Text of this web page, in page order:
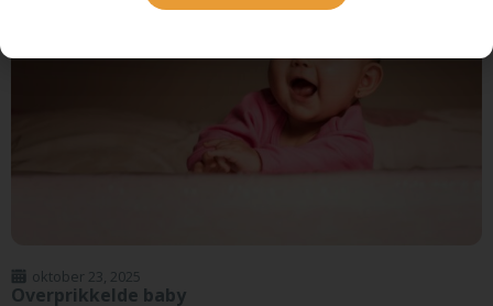
Overprikkelde baby
oktober 23, 2025